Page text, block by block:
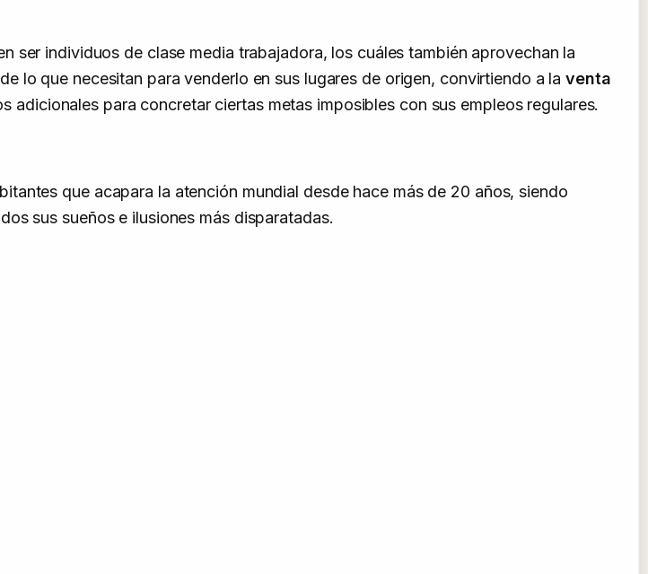
ser individuos de clase media trabajadora, los cuáles también aprovechan la
lo que necesitan para venderlo en sus lugares de origen, convirtiendo a laventa
adicionales para concretar ciertas metas imposibles con sus empleos regulares.
que acapara la atención mundial desde hace más de 20 años, siendo
sus sueños e ilusiones más disparatadas.